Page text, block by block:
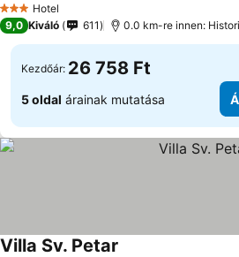
3 Kategória
Hotel
9,0 Kiváló 611 0.0 km-re innen:
Kezdőár: 26 758 Ft
5 oldal árainak mutatása
Villa Sv. Petar